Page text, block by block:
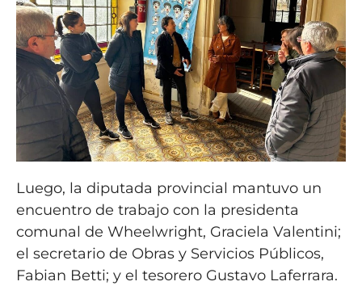
Luego, la diputada provincial mantuvo un
encuentro de trabajo con la presidenta
comunal de Wheelwright, Graciela Valentini;
el secretario de Obras y Servicios Públicos,
Fabian Betti; y el tesorero Gustavo Laferrara.